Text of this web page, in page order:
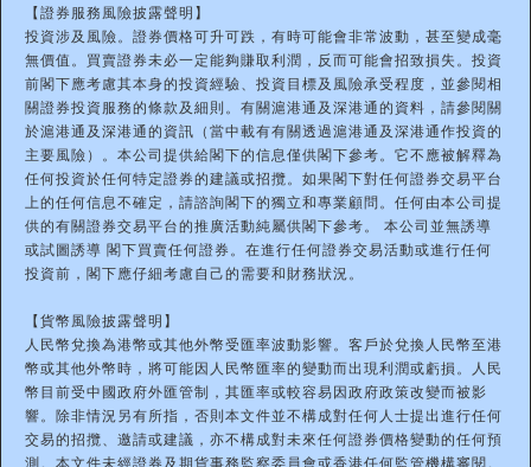
【證券服務風險披露聲明】
投資涉及風險。證券價格可升可跌，有時可能會非常波動，甚至變成毫
無價值。買賣證券未必一定能夠賺取利潤，反而可能會招致損失。投資
前閣下應考慮其本身的投資經驗、投資目標及風險承受程度，並參閱相
關證券投資服務的條款及細則。有關滬港通及深港通的資料，請參閱關
於滬港通及深港通的資訊（當中載有有關透過滬港通及深港通作投資的
主要風險）。本公司提供給閣下的信息僅供閣下參考。它不應被解釋為
任何投資於任何特定證券的建議或招攬。如果閣下對任何證券交易平台
上的任何信息不確定，請諮詢閣下的獨立和專業顧問。任何由本公司提
供的有關證券交易平台的推廣活動純屬供閣下參考。 本公司並無誘導
或試圖誘導 閣下買賣任何證券。在進行任何證券交易活動或進行任何
投資前，閣下應仔細考慮自己的需要和財務狀況。
【貨幣風險披露聲明】
人民幣兌換為港幣或其他外幣受匯率波動影響。客戶於兌換人民幣至港
幣或其他外幣時，將可能因人民幣匯率的變動而出現利潤或虧損。人民
幣目前受中國政府外匯管制，其匯率或較容易因政府政策改變而被影
響。除非情況另有所指，否則本文件並不構成對任何人士提出進行任何
交易的招攬、邀請或建議，亦不構成對未來任何證券價格變動的任何預